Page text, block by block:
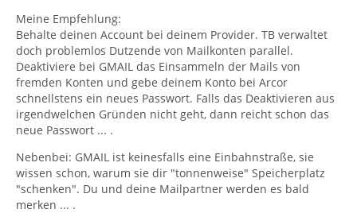
Meine Empfehlung:
Behalte deinen Account bei deinem Provider. TB verwaltet
doch problemlos Dutzende von Mailkonten parallel.
Deaktiviere bei GMAIL das Einsammeln der Mails von
fremden Konten und gebe deinem Konto bei Arcor
schnellstens ein neues Passwort. Falls das Deaktivieren aus
irgendwelchen Gründen nicht geht, dann reicht schon das
neue Passwort ... .
Nebenbei: GMAIL ist keinesfalls eine Einbahnstraße, sie
wissen schon, warum sie dir "tonnenweise" Speicherplatz
"schenken". Du und deine Mailpartner werden es bald
merken ... .